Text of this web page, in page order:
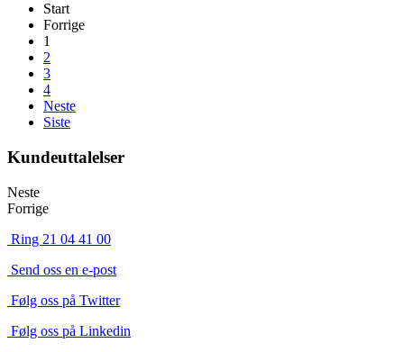
Start
Forrige
1
2
3
4
Neste
Siste
Kundeuttalelser
Neste
Forrige
Ring 21 04 41 00
Send oss en e-post
Følg oss på Twitter
Følg oss på Linkedin